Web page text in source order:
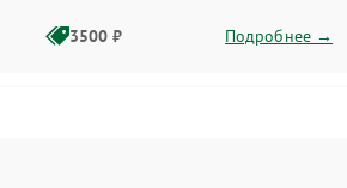
3500 ₽ Подробнее →